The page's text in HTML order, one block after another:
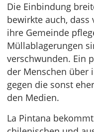
Die Einbindung
bewirkte auch, dass
ihre Gemeinde
Müllablagerungen
verschwunden. Ein
der Menschen über
gegen die sonst
den Medien.
La Pintana